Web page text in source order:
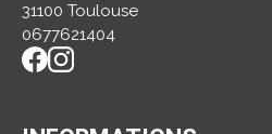
31100 Toulouse
0677621404